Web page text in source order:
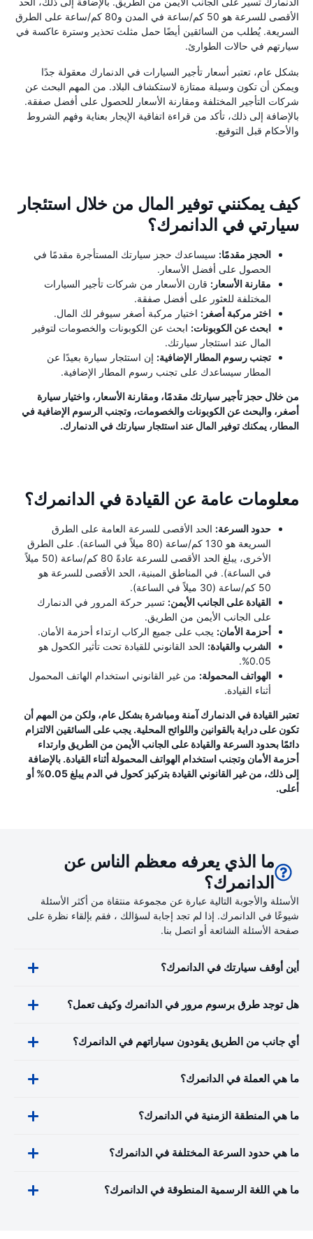
الأقصى للسرعة هو 50 كم/ساعة في المدن و80 كم/ساعة على الطرق
السريعة. يُطلب من السائقين أيضًا حمل مثلث تحذير وسترة عاكسة في
سيارتهم في حالات الطوارئ.
بشكل عام، تعتبر أسعار تأجير السيارات في الدنمارك معقولة جدًا
ويمكن أن تكون وسيلة ممتازة لاستكشاف البلاد. من المهم البحث عن
شركات التأجير المختلفة ومقارنة الأسعار للحصول على أفضل صفقة.
بالإضافة إلى ذلك، تأكد من قراءة اتفاقية الإيجار بعناية وفهم الشروط
والأحكام قبل التوقيع.
كيف يمكنني توفير المال من خلال استئجار
سيارتي في الدانمرك؟
الحجز مقدمًا: سيساعدك حجز سيارتك المستأجرة مقدمًا في
الحصول على أفضل الأسعار.
مقارنة الأسعار: قارن الأسعار من شركات تأجير السيارات
المختلفة للعثور على أفضل صفقة.
اختر مركبة أصغر: اختيار مركبة أصغر سيوفر لك المال.
ابحث عن الكوبونات: ابحث عن الكوبونات والخصومات لتوفير
المال عند استئجار سيارتك.
تجنب رسوم المطار الإضافية: إن استئجار سيارة بعيدًا عن
المطار سيساعدك على تجنب رسوم المطار الإضافية.
من خلال حجز تأجير سيارتك مقدمًا، ومقارنة الأسعار، واختيار سيارة
أصغر، والبحث عن الكوبونات والخصومات، وتجنب الرسوم الإضافية في
المطار، يمكنك توفير المال عند استئجار سيارتك في الدنمارك.
معلومات عامة عن القيادة في الدانمرك؟
حدود السرعة: الحد الأقصى للسرعة العامة على الطرق
السريعة هو 130 كم/ساعة (80 ميلاً في الساعة). على الطرق
الأخرى، يبلغ الحد الأقصى للسرعة عادةً 80 كم/ساعة (50 ميلاً
في الساعة). في المناطق المبنية، الحد الأقصى للسرعة هو
50 كم/ساعة (30 ميلاً في الساعة).
القيادة على الجانب الأيمن: تسير حركة المرور في الدنمارك
على الجانب الأيمن من الطريق.
أحزمة الأمان: يجب على جميع الركاب ارتداء أحزمة الأمان.
الشرب والقيادة: الحد القانوني للقيادة تحت تأثير الكحول هو
0.05%.
الهواتف المحمولة: من غير القانوني استخدام الهاتف المحمول
أثناء القيادة.
تعتبر القيادة في الدنمارك آمنة ومباشرة بشكل عام، ولكن من المهم أن
تكون على دراية بالقوانين واللوائح المحلية. يجب على السائقين الالتزام
دائمًا بحدود السرعة والقيادة على الجانب الأيمن من الطريق وارتداء
أحزمة الأمان وتجنب استخدام الهواتف المحمولة أثناء القيادة. بالإضافة
إلى ذلك، من غير القانوني القيادة بتركيز كحول في الدم يبلغ 0.05% أو
أعلى.
ما الذي يعرفه معظم الناس عن
الدانمرك؟
الأسئلة والأجوبة التالية عبارة عن مجموعة منتقاة من أكثر الأسئلة
شيوعًا في الدانمرك. إذا لم تجد إجابة لسؤالك ، فقم بإلقاء نظرة على
صفحة الأسئلة الشائعة أو اتصل بنا.
أين أوقف سيارتك في الدانمرك؟
هل توجد طرق برسوم مرور في الدانمرك وكيف تعمل؟
أي جانب من الطريق يقودون سياراتهم في الدانمرك؟
ما هي العملة في الدانمرك؟
ما هي المنطقة الزمنية في الدانمرك؟
ما هي حدود السرعة المختلفة في الدانمرك؟
ما هي اللغة الرسمية المنطوقة في الدانمرك؟